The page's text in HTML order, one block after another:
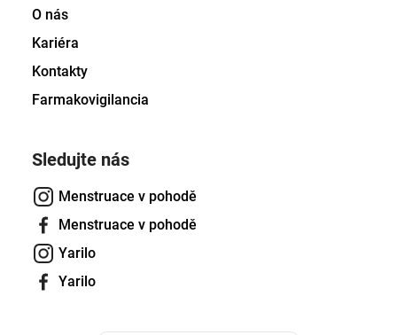
O nás
Kariéra
Kontakty
Farmakovigilancia
Sledujte nás
Menstruace v pohodě
Menstruace v pohodě
Yarilo
Yarilo